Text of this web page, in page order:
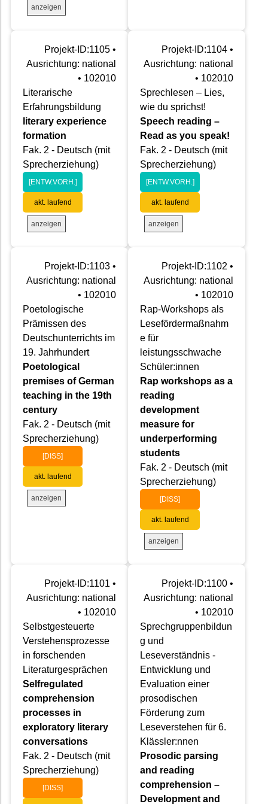
anzeigen
Projekt-ID:1105 •
Ausrichtung: national
• 102010
Literarische
Erfahrungsbildung
literary experience
formation
Fak. 2 - Deutsch (mit
Sprecherziehung)
[ENTW.VORH.]
akt. laufend
anzeigen
Projekt-ID:1104 •
Ausrichtung: national
• 102010
Sprechlesen – Lies,
wie du sprichst!
Speech reading –
Read as you speak!
Fak. 2 - Deutsch (mit
Sprecherziehung)
[ENTW.VORH.]
akt. laufend
anzeigen
Projekt-ID:1103 •
Ausrichtung: national
• 102010
Poetologische
Prämissen des
Deutschunterrichts im
19. Jahrhundert
Poetological
premises of German
teaching in the 19th
century
Fak. 2 - Deutsch (mit
Sprecherziehung)
[DISS]
akt. laufend
anzeigen
Projekt-ID:1102 •
Ausrichtung: national
• 102010
Rap-Workshops als
Lesefördermaßnahm
e für
leistungsschwache
Schüler:innen
Rap workshops as a
reading
development
measure for
underperforming
students
Fak. 2 - Deutsch (mit
Sprecherziehung)
[DISS]
akt. laufend
anzeigen
Projekt-ID:1101 •
Ausrichtung: national
• 102010
Selbstgesteuerte
Verstehensprozesse
in forschenden
Literaturgesprächen
Selfregulated
comprehension
processes in
exploratory literary
conversations
Fak. 2 - Deutsch (mit
Sprecherziehung)
[DISS]
Projekt-ID:1100 •
Ausrichtung: national
• 102010
Sprechgruppenbildun
g und
Leseverständnis -
Entwicklung und
Evaluation einer
prosodischen
Förderung zum
Leseverstehen für 6.
Klässler:nnen
Prosodic parsing
and reading
comprehension –
Development and